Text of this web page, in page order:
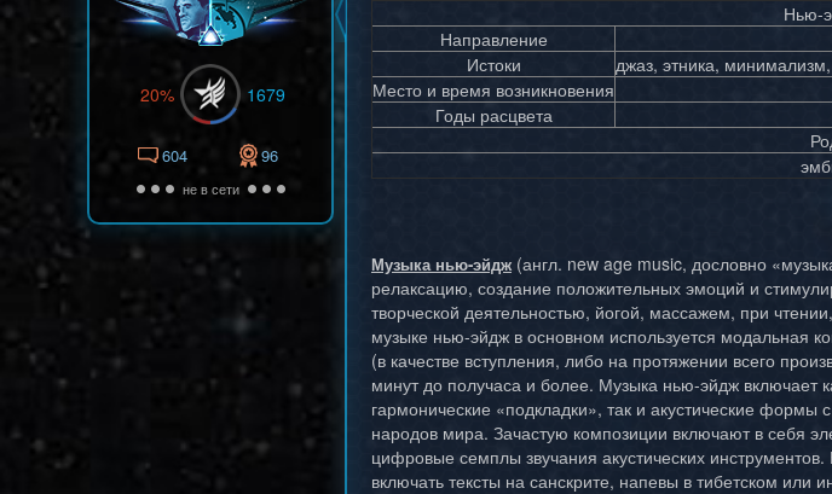
20% 1679
604 96
не в сети
Нью-
Направление
Истоки
джаз, этника,
Место и время возникновения
Годы расцвета
Музыка нью-эйдж (англ. new age music, дословно
релаксацию, создание положительных эмоций и
творческой деятельностью, йогой, массажем, при
музыке нью-эйдж в основном используется модальная
(в качестве вступления, либо на протяжении всего
минут до получаса и более. Музыка нью-эйдж
гармонические «подкладки», так и акустические
народов мира. Зачастую композиции включают в себя
цифровые семплы звучания акустических
включать тексты на санскрите, напевы в тибетском или